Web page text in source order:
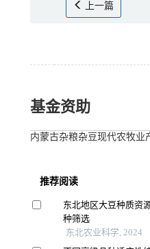
上一篇
基金资助
内蒙古杂粮杂豆现代农牧业